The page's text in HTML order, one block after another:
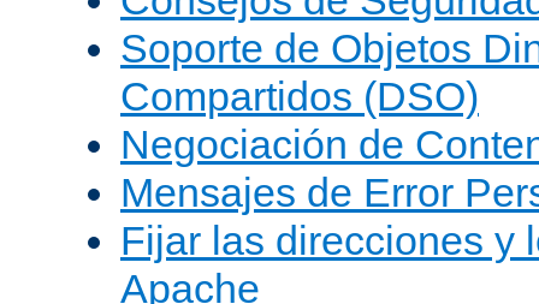
Soporte de Objetos
Compartidos (DSO)
Negociación de
Mensajes de Error
Fijar las direcciones y
Apache